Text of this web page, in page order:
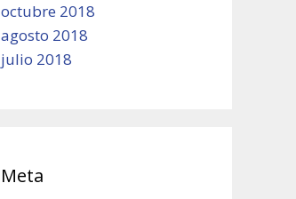
octubre 2018
agosto 2018
julio 2018
Meta